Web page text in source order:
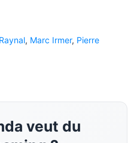
, Marc Irmer, Pierre
veut du